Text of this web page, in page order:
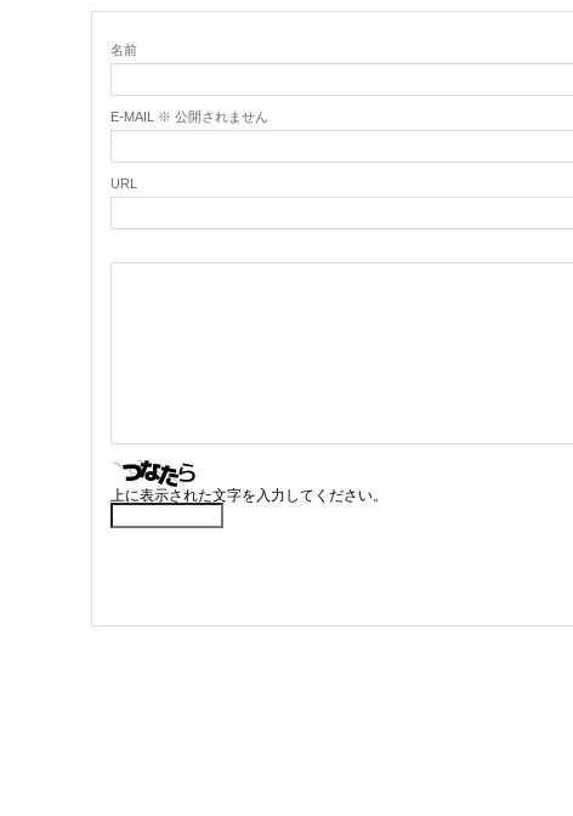
名前
E-MAIL ※ 公開されません
URL
上に表示された文字を入力してください。